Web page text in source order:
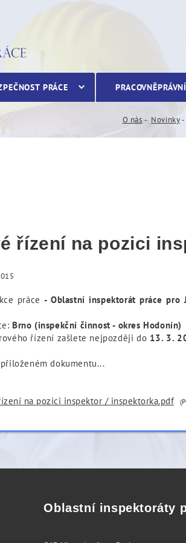
pozici
PRÁCE
O nás Novinky
řízení na pozici
práce- Oblastní inspektorát práce pro
Brno (inspekční činnost - okres Hodonín)
řízení zašlete nejpozději do 13. 3.
dokumentu...
na pozici inspektor / inspektorka.pdf
Oblastní inspektoráty